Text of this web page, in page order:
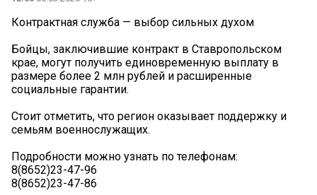
Контрактная служба — выбор сильных духом ️
Бойцы, заключившие контракт в Ставропольском
крае, могут получить единовременную выплату в
размере более 2 млн рублей и расширенные
социальные гарантии.
Стоит отметить, что регион оказывает поддержку и
семьям военнослужащих.
Подробности можно узнать по телефонам:
8(8652)23-47-96
8(8652)23-47-86